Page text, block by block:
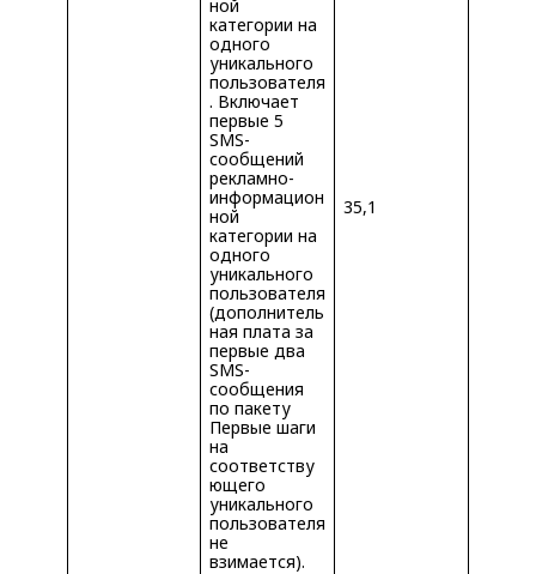
ной
категории на
одного
уникального
пользователя
. Включает
первые 5
SMS-
сообщений
рекламно-
информацион
ной
категории на
одного
уникального
пользователя
(дополнитель
ная плата за
первые два
SMS-
сообщения
по пакету
Первые шаги
на
соответству
ющего
уникального
пользователя
не
взимается).
35,1